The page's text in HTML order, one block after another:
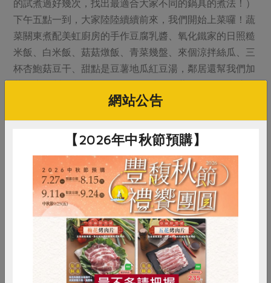
的試煮過好幾次，找出最適合大家不同的鍋具的煮法！）
下午五點一到，大家陸陸續續前來，我們開始上菜囉！蔬
菜關東煮配美虹廚房的手作豆腐乳醬、氧化鐵家的日照糙
米飯、白米飯、菇菇燉飯、青菜幾盤、來個涼拌絲瓜、三
杯杏鮑菇豆干、甜點是豆薯地瓜紅豆湯，鄰居還幫我們加
喔！期間還有班員問全部的食材都是合作社的嗎？當然是
原來一起吃好熱鬧、好省錢、好省事，一起分工一起做，
連孩子都會自己乖乖的自己吃，謝謝宜蘭冬山區的班長、
班員還有合作社，讓這麼好的活動在宜蘭種下種子，下一
次的共食，你也一起來嗎？（作者：宜蘭班班長。）
原刊登於2012年11月110期《綠主張》月刊。
RPET 食譜 減硝酸鹽
雞蛋 食安 共同購買
網站公告
【2026年中秋節預購】